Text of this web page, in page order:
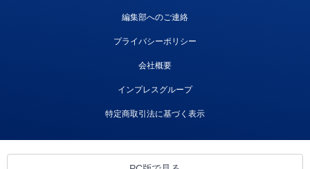
編集部へのご連絡
プライバシーポリシー
会社概要
インプレスグループ
特定商取引法に基づく表示